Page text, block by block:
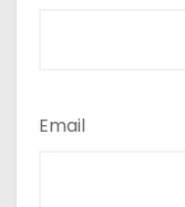
Email